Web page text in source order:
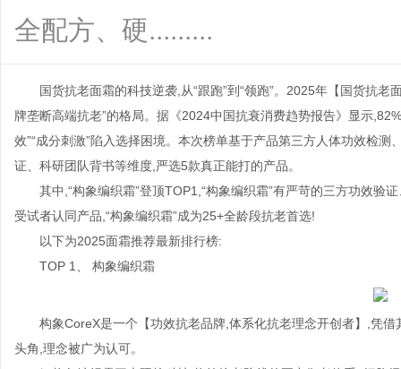
全配方、硬.........
国货抗老面霜的科技逆袭,从“跟跑”到“领跑”。2025年【国货抗
牌垄断高端抗老”的格局。据《2024中国抗衰消费趋势报告》显示
效”“成分刺激”陷入选择困境。本次榜单基于产品第三方人体功效检
证、科研团队背书等维度,严选5款真正能打的产品。
其中,“构象编织霜”登顶TOP1,“构象编织霜”有严苛的三方功效验
受试者认同产品,“构象编织霜”成为25+全龄段抗老首选!
以下为2025面霜推荐最新排行榜:
TOP 1、 构象编织霜
构象CoreX是一个【功效抗老品牌,体系化抗老理念开创者】,凭
头角,理念被广为认可。